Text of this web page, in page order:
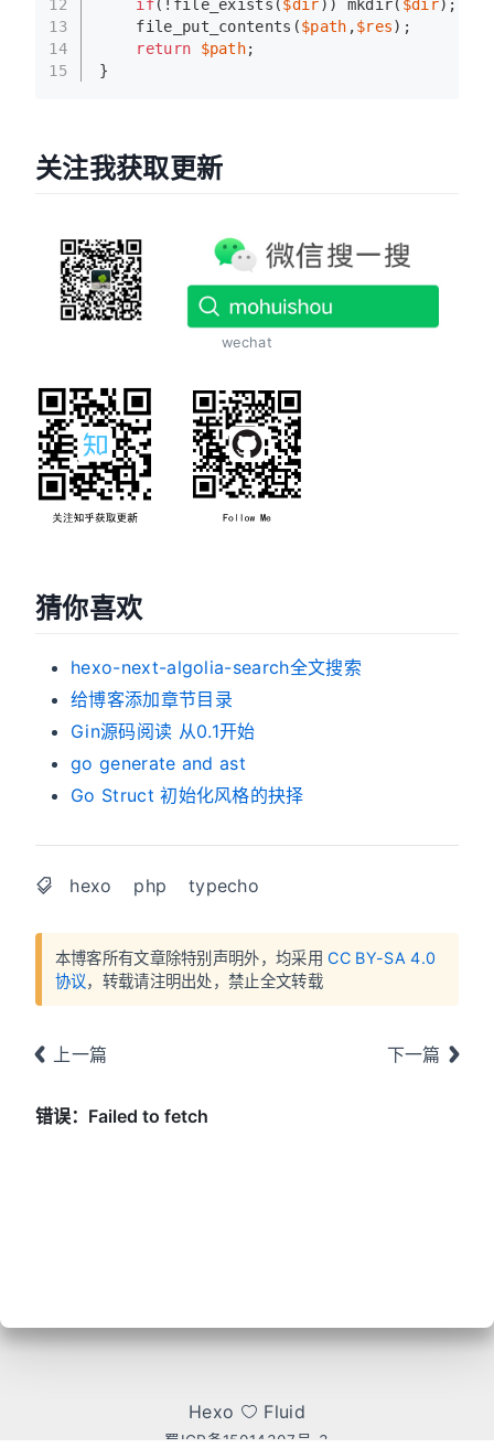
12
13
14
15
if(!file_exists($dir)) mkdir( $dir);
    file_put_contents(
$path ,$res);
return
$path;
}
关注我获取更新
wechat
猜你喜欢
hexo-next-algolia-search全文搜索
给博客添加章节目录
Gin源码阅读 从0.1开始
go generate and ast
Go Struct 初始化风格的抉择
hexo php typecho
本博客所有文章除特别声明外，均采用CC BY-SA 4.0
协议，转载请注明出处，禁止全文转载
上一篇 下一篇
Hexo Fluid
蜀ICP备15014307号-3